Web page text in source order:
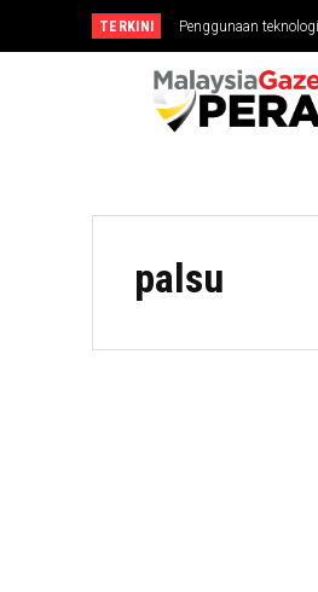
TERKINI Penggunaan
palsu